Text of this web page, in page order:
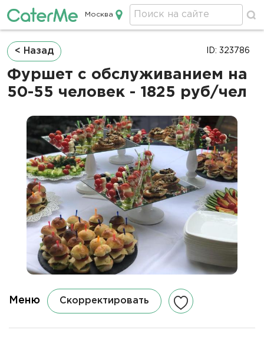
Кейтеринг в Москве
Москва
Строка
навигации
< Назад
Фуршет с обслуживанием на
50-55 человек - 1825 руб/чел
ID: 323786
Меню Скорректировать